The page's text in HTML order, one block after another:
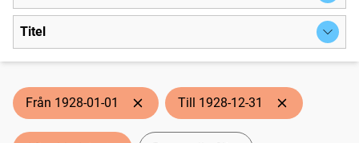
Titel
Från 1928-01-01 Till 1928-12-31